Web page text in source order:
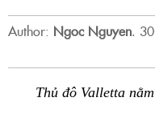
Author: Ngoc Nguyen.
Thủ đô Valletta